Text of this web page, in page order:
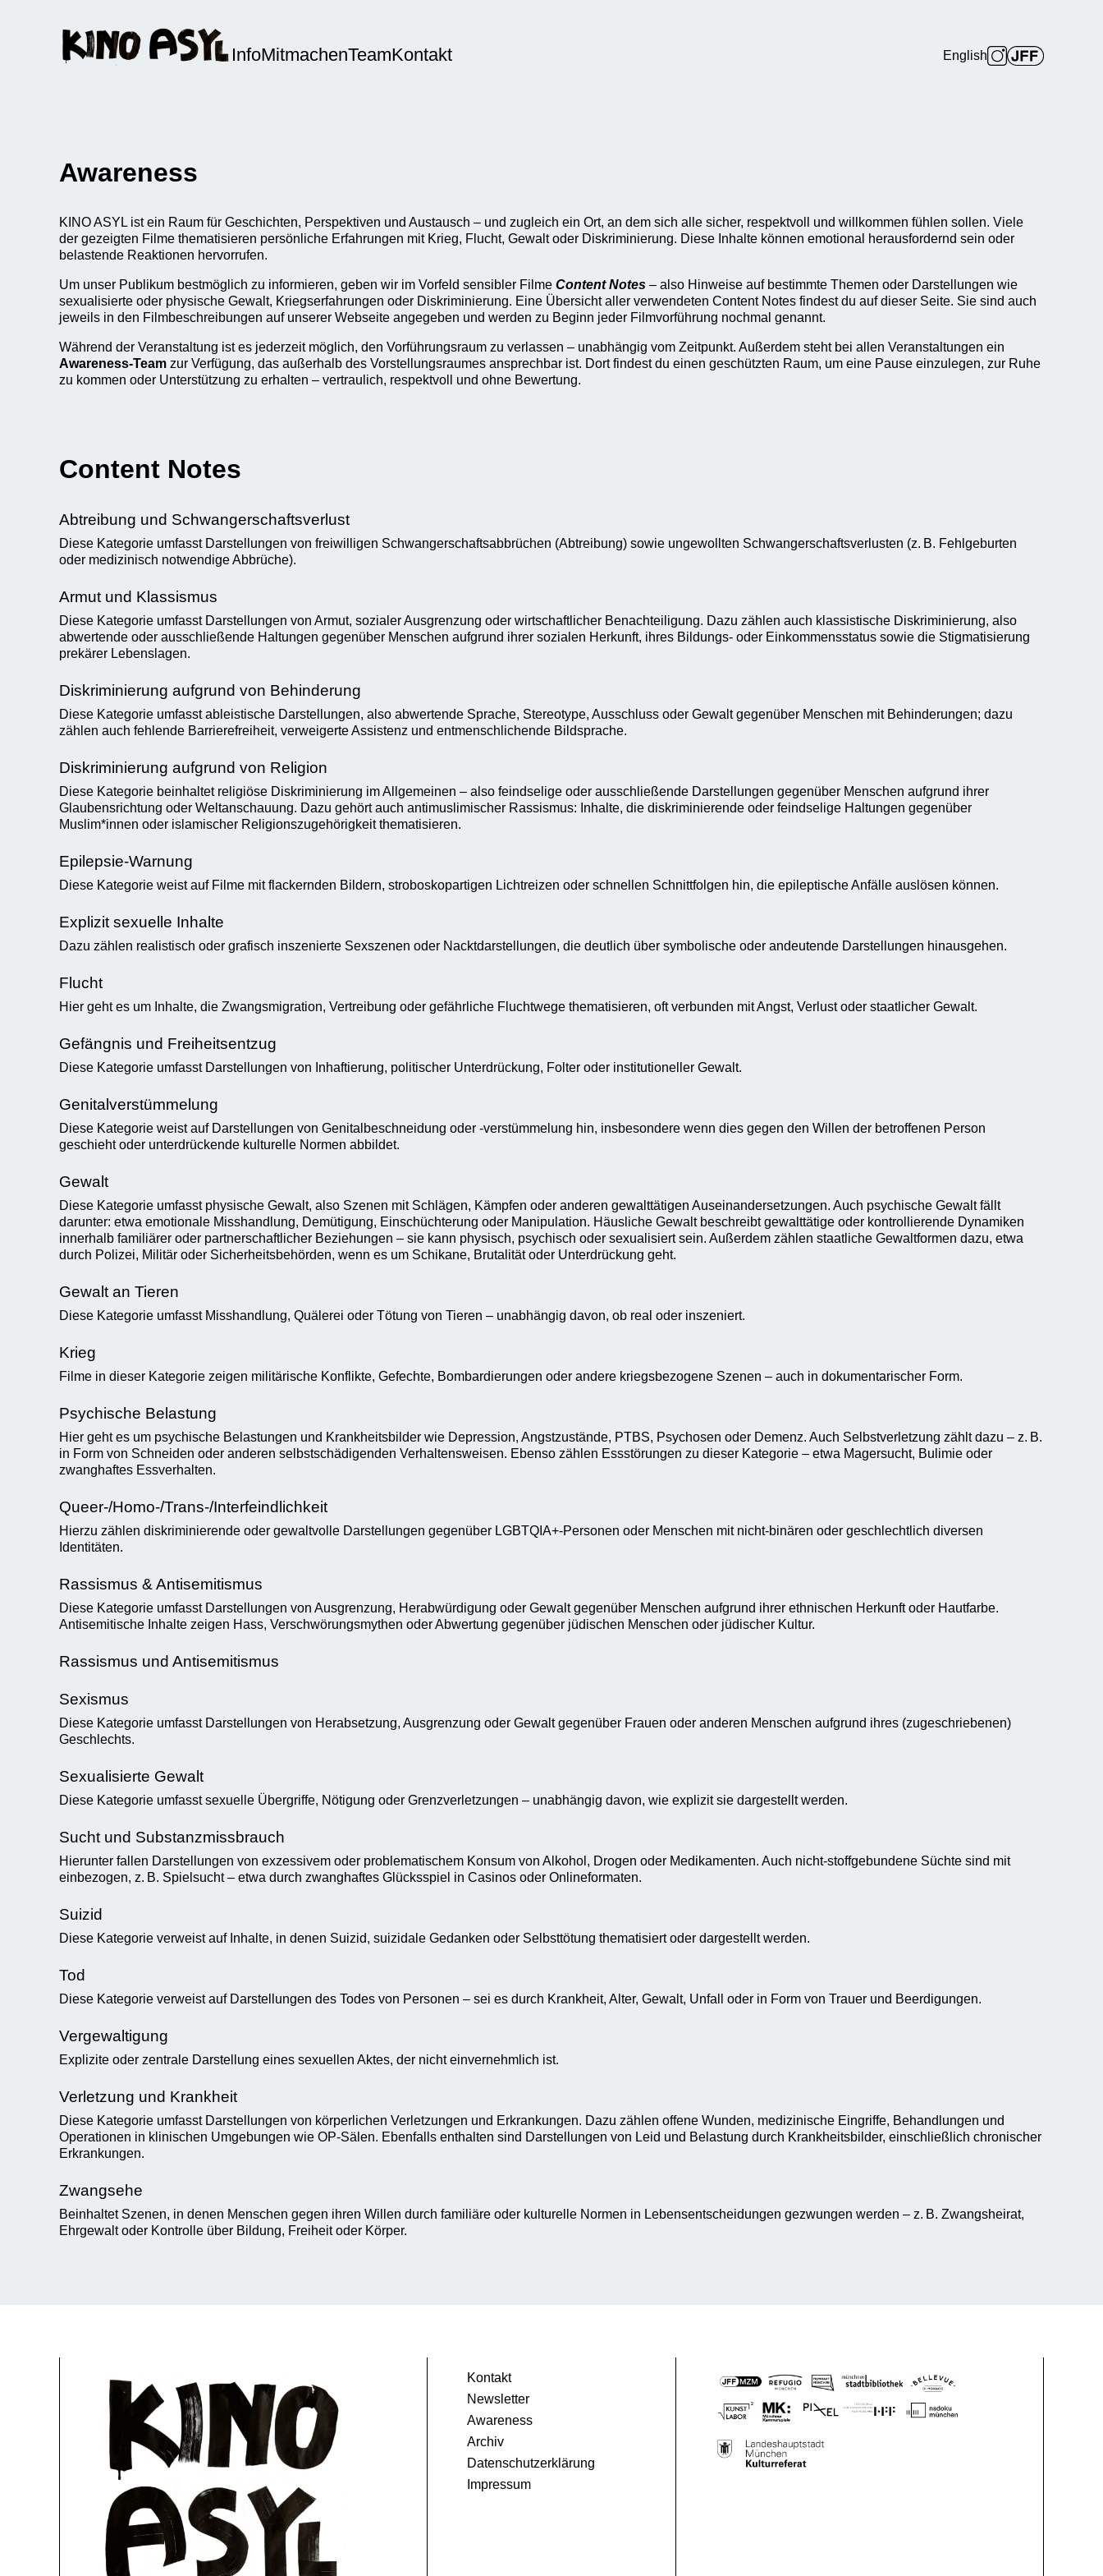
InfoMitmachenTeamKontakt English
Awareness
KINO ASYL ist ein Raum für Geschichten, Perspektiven und Austausch – und zugleich ein Ort, an dem sich alle sicher, respektvoll und willkommen fühlen sollen. Viele
der gezeigten Filme thematisieren persönliche Erfahrungen mit Krieg, Flucht, Gewalt oder Diskriminierung. Diese Inhalte können emotional herausfordernd sein oder
belastende Reaktionen hervorrufen.
Um unser Publikum bestmöglich zu informieren, geben wir im Vorfeld sensibler Filme Content Notes – also Hinweise auf bestimmte Themen oder Darstellungen wie
sexualisierte oder physische Gewalt, Kriegserfahrungen oder Diskriminierung. Eine Übersicht aller verwendeten Content Notes findest du auf dieser Seite. Sie sind auch
jeweils in den Filmbeschreibungen auf unserer Webseite angegeben und werden zu Beginn jeder Filmvorführung nochmal genannt.
Während der Veranstaltung ist es jederzeit möglich, den Vorführungsraum zu verlassen – unabhängig vom Zeitpunkt. Außerdem steht bei allen Veranstaltungen ein
Awareness-Team zur Verfügung, das außerhalb des Vorstellungsraumes ansprechbar ist. Dort findest du einen geschützten Raum, um eine Pause einzulegen, zur Ruhe
zu kommen oder Unterstützung zu erhalten – vertraulich, respektvoll und ohne Bewertung.
Content Notes
Abtreibung und Schwangerschaftsverlust
Diese Kategorie umfasst Darstellungen von freiwilligen Schwangerschaftsabbrüchen (Abtreibung) sowie ungewollten Schwangerschaftsverlusten (z. B. Fehlgeburten
oder medizinisch notwendige Abbrüche).
Armut und Klassismus
Diese Kategorie umfasst Darstellungen von Armut, sozialer Ausgrenzung oder wirtschaftlicher Benachteiligung. Dazu zählen auch klassistische Diskriminierung, also
abwertende oder ausschließende Haltungen gegenüber Menschen aufgrund ihrer sozialen Herkunft, ihres Bildungs- oder Einkommensstatus sowie die Stigmatisierung
prekärer Lebenslagen.
Diskriminierung aufgrund von Behinderung
Diese Kategorie umfasst ableistische Darstellungen, also abwertende Sprache, Stereotype, Ausschluss oder Gewalt gegenüber Menschen mit Behinderungen; dazu
zählen auch fehlende Barrierefreiheit, verweigerte Assistenz und entmenschlichende Bildsprache.
Diskriminierung aufgrund von Religion
Diese Kategorie beinhaltet religiöse Diskriminierung im Allgemeinen – also feindselige oder ausschließende Darstellungen gegenüber Menschen aufgrund ihrer
Glaubensrichtung oder Weltanschauung. Dazu gehört auch antimuslimischer Rassismus: Inhalte, die diskriminierende oder feindselige Haltungen gegenüber
Muslim*innen oder islamischer Religionszugehörigkeit thematisieren.
Epilepsie-Warnung
Diese Kategorie weist auf Filme mit flackernden Bildern, stroboskopartigen Lichtreizen oder schnellen Schnittfolgen hin, die epileptische Anfälle auslösen können.
Explizit sexuelle Inhalte
Dazu zählen realistisch oder grafisch inszenierte Sexszenen oder Nacktdarstellungen, die deutlich über symbolische oder andeutende Darstellungen hinausgehen.
Flucht
Hier geht es um Inhalte, die Zwangsmigration, Vertreibung oder gefährliche Fluchtwege thematisieren, oft verbunden mit Angst, Verlust oder staatlicher Gewalt.
Gefängnis und Freiheitsentzug
Diese Kategorie umfasst Darstellungen von Inhaftierung, politischer Unterdrückung, Folter oder institutioneller Gewalt.
Genitalverstümmelung
Diese Kategorie weist auf Darstellungen von Genitalbeschneidung oder -verstümmelung hin, insbesondere wenn dies gegen den Willen der betroffenen Person
geschieht oder unterdrückende kulturelle Normen abbildet.
Gewalt
Diese Kategorie umfasst physische Gewalt, also Szenen mit Schlägen, Kämpfen oder anderen gewalttätigen Auseinandersetzungen. Auch psychische Gewalt fällt
darunter: etwa emotionale Misshandlung, Demütigung, Einschüchterung oder Manipulation. Häusliche Gewalt beschreibt gewalttätige oder kontrollierende Dynamiken
innerhalb familiärer oder partnerschaftlicher Beziehungen – sie kann physisch, psychisch oder sexualisiert sein. Außerdem zählen staatliche Gewaltformen dazu, etwa
durch Polizei, Militär oder Sicherheitsbehörden, wenn es um Schikane, Brutalität oder Unterdrückung geht.
Gewalt an Tieren
Diese Kategorie umfasst Misshandlung, Quälerei oder Tötung von Tieren – unabhängig davon, ob real oder inszeniert.
Krieg
Filme in dieser Kategorie zeigen militärische Konflikte, Gefechte, Bombardierungen oder andere kriegsbezogene Szenen – auch in dokumentarischer Form.
Psychische Belastung
Hier geht es um psychische Belastungen und Krankheitsbilder wie Depression, Angstzustände, PTBS, Psychosen oder Demenz. Auch Selbstverletzung zählt dazu – z. B.
in Form von Schneiden oder anderen selbstschädigenden Verhaltensweisen. Ebenso zählen Essstörungen zu dieser Kategorie – etwa Magersucht, Bulimie oder
zwanghaftes Essverhalten.
Queer-/Homo-/Trans-/Interfeindlichkeit
Hierzu zählen diskriminierende oder gewaltvolle Darstellungen gegenüber LGBTQIA+-Personen oder Menschen mit nicht-binären oder geschlechtlich diversen
Identitäten.
Rassismus & Antisemitismus
Diese Kategorie umfasst Darstellungen von Ausgrenzung, Herabwürdigung oder Gewalt gegenüber Menschen aufgrund ihrer ethnischen Herkunft oder Hautfarbe.
Antisemitische Inhalte zeigen Hass, Verschwörungsmythen oder Abwertung gegenüber jüdischen Menschen oder jüdischer Kultur.
Rassismus und Antisemitismus
Sexismus
Diese Kategorie umfasst Darstellungen von Herabsetzung, Ausgrenzung oder Gewalt gegenüber Frauen oder anderen Menschen aufgrund ihres (zugeschriebenen)
Geschlechts.
Sexualisierte Gewalt
Diese Kategorie umfasst sexuelle Übergriffe, Nötigung oder Grenzverletzungen – unabhängig davon, wie explizit sie dargestellt werden.
Sucht und Substanzmissbrauch
Hierunter fallen Darstellungen von exzessivem oder problematischem Konsum von Alkohol, Drogen oder Medikamenten. Auch nicht-stoffgebundene Süchte sind mit
einbezogen, z. B. Spielsucht – etwa durch zwanghaftes Glücksspiel in Casinos oder Onlineformaten.
Suizid
Diese Kategorie verweist auf Inhalte, in denen Suizid, suizidale Gedanken oder Selbsttötung thematisiert oder dargestellt werden.
Tod
Diese Kategorie verweist auf Darstellungen des Todes von Personen – sei es durch Krankheit, Alter, Gewalt, Unfall oder in Form von Trauer und Beerdigungen.
Vergewaltigung
Explizite oder zentrale Darstellung eines sexuellen Aktes, der nicht einvernehmlich ist.
Verletzung und Krankheit
Diese Kategorie umfasst Darstellungen von körperlichen Verletzungen und Erkrankungen. Dazu zählen offene Wunden, medizinische Eingriffe, Behandlungen und
Operationen in klinischen Umgebungen wie OP-Sälen. Ebenfalls enthalten sind Darstellungen von Leid und Belastung durch Krankheitsbilder, einschließlich chronischer
Erkrankungen.
Zwangsehe
Beinhaltet Szenen, in denen Menschen gegen ihren Willen durch familiäre oder kulturelle Normen in Lebensentscheidungen gezwungen werden – z. B. Zwangsheirat,
Ehrgewalt oder Kontrolle über Bildung, Freiheit oder Körper.
Kontakt
Newsletter
Awareness
Archiv
Datenschutzerklärung
Impressum